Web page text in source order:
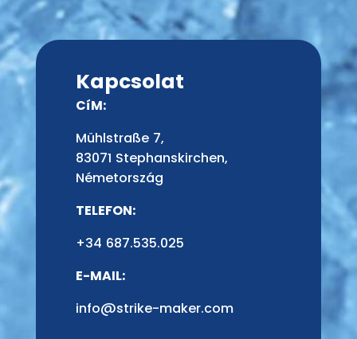
Kapcsolat
CíM:
Mühlstraße 7,
83071 Stephanskirchen,
Németország
TELEFON:
+34 687.535.025
E-MAIL:
info@strike-maker.com